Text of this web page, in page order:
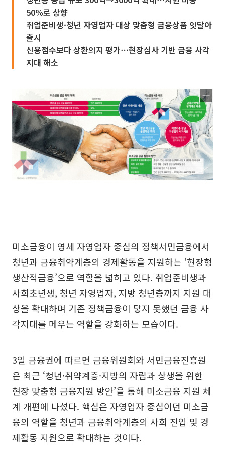
50%로 상향
취업준비생·청년 자영업자 대상 맞춤형 금융상품 잇달아
출시
신용점수보다 상환의지 평가⋯현장심사 기반 금융 사각
지대 해소
미소금융이 영세 자영업자 중심의 정책서민금융에서
청년과 금융취약계층의 경제활동을 지원하는 ‘현장형
생산적금융’으로 역할을 넓히고 있다. 취업준비생과
사회초년생, 청년 자영업자, 지방 청년층까지 지원 대
상을 확대하며 기존 정책금융이 닿지 못했던 금융 사
각지대를 메우는 역할을 강화하는 모습이다.
3일 금융권에 따르면 금융위원회와 서민금융진흥원
은 최근 ‘청년·취약계층·지방의 자립과 상생을 위한
현장 맞춤형 금융지원 방안’을 통해 미소금융 지원 체
계 개편에 나섰다. 핵심은 자영업자 중심이던 미소금
융의 역할을 청년과 금융취약계층의 사회 진입 및 경
제활동 지원으로 확대하는 것이다.